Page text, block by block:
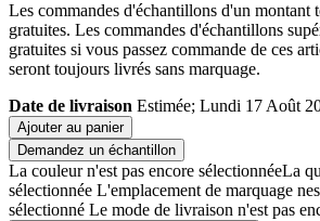
Les commandes d'échantillons d'un montant
gratuites. Les commandes d'échantillons
gratuites si vous passez commande de ces
seront toujours livrés sans marquage.
Date de livraison Estimée; Lundi 17 Août
Ajouter au panier
Demandez un échantillon
La couleur n'est pas encore sélectionnéeLa
sélectionnée L'emplacement de marquage
sélectionné Le mode de livraison n'est pas